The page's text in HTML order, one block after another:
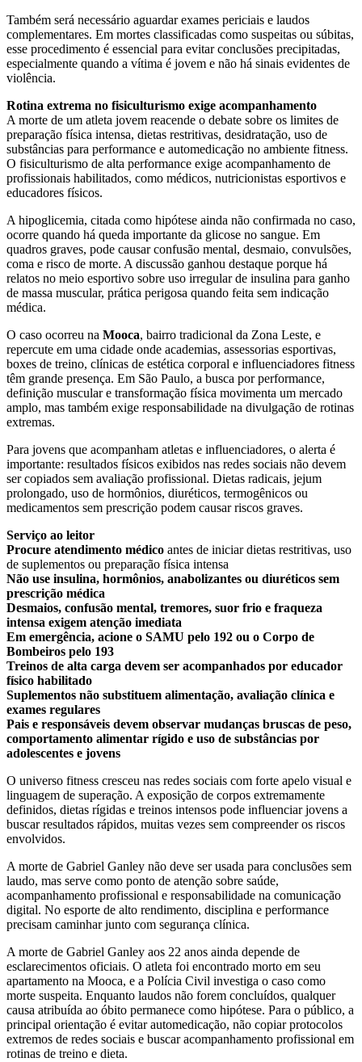
Também será necessário aguardar exames periciais e laudos
complementares. Em mortes classificadas como suspeitas ou súbitas,
esse procedimento é essencial para evitar conclusões precipitadas,
especialmente quando a vítima é jovem e não há sinais evidentes de
violência.
Rotina extrema no fisiculturismo exige acompanhamento
A morte de um atleta jovem reacende o debate sobre os limites de
preparação física intensa, dietas restritivas, desidratação, uso de
substâncias para performance e automedicação no ambiente fitness.
O fisiculturismo de alta performance exige acompanhamento de
profissionais habilitados, como médicos, nutricionistas esportivos e
educadores físicos.
A hipoglicemia, citada como hipótese ainda não confirmada no caso,
ocorre quando há queda importante da glicose no sangue. Em
quadros graves, pode causar confusão mental, desmaio, convulsões,
coma e risco de morte. A discussão ganhou destaque porque há
relatos no meio esportivo sobre uso irregular de insulina para ganho
de massa muscular, prática perigosa quando feita sem indicação
médica.
O caso ocorreu na Mooca, bairro tradicional da Zona Leste, e
repercute em uma cidade onde academias, assessorias esportivas,
boxes de treino, clínicas de estética corporal e influenciadores fitness
têm grande presença. Em São Paulo, a busca por performance,
definição muscular e transformação física movimenta um mercado
amplo, mas também exige responsabilidade na divulgação de rotinas
extremas.
Para jovens que acompanham atletas e influenciadores, o alerta é
importante: resultados físicos exibidos nas redes sociais não devem
ser copiados sem avaliação profissional. Dietas radicais, jejum
prolongado, uso de hormônios, diuréticos, termogênicos ou
medicamentos sem prescrição podem causar riscos graves.
Serviço ao leitor
Procure atendimento médico antes de iniciar dietas restritivas, uso
de suplementos ou preparação física intensa
Não use insulina, hormônios, anabolizantes ou diuréticos sem
prescrição médica
Desmaios, confusão mental, tremores, suor frio e fraqueza
intensa exigem atenção imediata
Em emergência, acione o SAMU pelo 192 ou o Corpo de
Bombeiros pelo 193
Treinos de alta carga devem ser acompanhados por educador
físico habilitado
Suplementos não substituem alimentação, avaliação clínica e
exames regulares
Pais e responsáveis devem observar mudanças bruscas de peso,
comportamento alimentar rígido e uso de substâncias por
adolescentes e jovens
O universo fitness cresceu nas redes sociais com forte apelo visual e
linguagem de superação. A exposição de corpos extremamente
definidos, dietas rígidas e treinos intensos pode influenciar jovens a
buscar resultados rápidos, muitas vezes sem compreender os riscos
envolvidos.
A morte de Gabriel Ganley não deve ser usada para conclusões sem
laudo, mas serve como ponto de atenção sobre saúde,
acompanhamento profissional e responsabilidade na comunicação
digital. No esporte de alto rendimento, disciplina e performance
precisam caminhar junto com segurança clínica.
A morte de Gabriel Ganley aos 22 anos ainda depende de
esclarecimentos oficiais. O atleta foi encontrado morto em seu
apartamento na Mooca, e a Polícia Civil investiga o caso como
morte suspeita. Enquanto laudos não forem concluídos, qualquer
causa atribuída ao óbito permanece como hipótese. Para o público, a
principal orientação é evitar automedicação, não copiar protocolos
extremos de redes sociais e buscar acompanhamento profissional em
rotinas de treino e dieta.